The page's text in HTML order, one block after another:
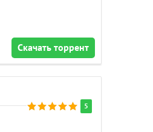
Скачать торрент
5